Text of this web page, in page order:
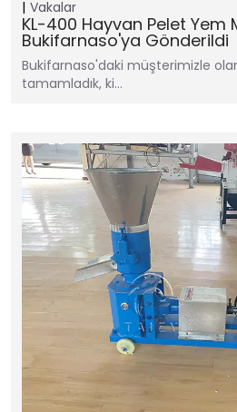
Vakalar
KL-400 Hayvan Pelet Yem
Bukifarnaso'ya Gönderildi
Bukifarnaso'daki müşterimizle
tamamladık, ki…